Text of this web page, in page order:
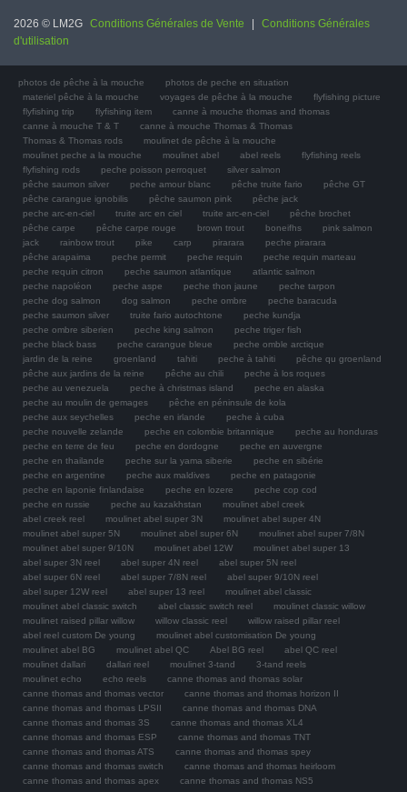
2026 © LM2G Conditions Générales de Vente
Conditions Générales
d'utilisation
photos de pêche à la mouche
photos de peche en situation
materiel pêche à la mouche
voyages de pêche à la mouche
flyfishing picture
flyfishing trip
flyfishing item
canne à mouche thomas and thomas
canne à mouche T & T
canne à mouche Thomas & Thomas
Thomas & Thomas rods
moulinet de pêche à la mouche
moulinet peche a la mouche
moulinet abel abel reels
flyfishing reels
flyfishing rods
peche poisson perroquet
silver salmon
pêche saumon silver
peche amour blanc pêche truite fario
pêche GT
pêche carangue ignobilis
pêche saumon pink
pêche jack
peche arc-en-ciel
truite arc en ciel truite arc-en-ciel
pêche brochet
pêche carpe
pêche carpe rouge brown trout boneifhs
pink salmon
jack
rainbow trout pike carp pirarara
peche pirarara
pêche arapaima
peche permit peche requin
peche requin marteau
peche requin citron
peche saumon atlantique
atlantic salmon
peche napoléon
peche aspe peche thon jaune
peche tarpon
peche dog salmon
dog salmon peche ombre
peche baracuda
peche saumon silver
truite fario autochtone
peche kundja
peche ombre siberien
peche king salmon
peche triger fish
peche black bass
peche carangue bleue
peche omble arctique
jardin de la reine
groenland tahiti peche à tahiti
pêche qu groenland
pêche aux jardins de la reine
pêche au chili
peche à los roques
peche au venezuela
peche à christmas island
peche en alaska
peche au moulin de gemages
pêche en péninsule de kola
peche aux seychelles
peche en irlande
peche à cuba
peche nouvelle zelande
peche en colombie britannique
peche au honduras
peche en terre de feu
peche en dordogne
peche en auvergne
peche en thailande
peche sur la yama siberie
peche en sibérie
peche en argentine
peche aux maldives
peche en patagonie
peche en laponie finlandaise
peche en lozere
peche cop cod
peche en russie
peche au kazakhstan
moulinet abel creek
abel creek reel
moulinet abel super 3N
moulinet abel super 4N
moulinet abel super 5N
moulinet abel super 6N
moulinet abel super 7/8N
moulinet abel super 9/10N
moulinet abel 12W
moulinet abel super 13
abel super 3N reel
abel super 4N reel
abel super 5N reel
abel super 6N reel
abel super 7/8N reel
abel super 9/10N reel
abel super 12W reel
abel super 13 reel
moulinet abel classic
moulinet abel classic switch
abel classic switch reel
moulinet classic willow
moulinet raised pillar willow
willow classic reel
willow raised pillar reel
abel reel custom De young
moulinet abel customisation De young
moulinet abel BG
moulinet abel QC Abel BG reel
abel QC reel
moulinet dallari
dallari reel moulinet 3-tand
3-tand reels
moulinet echo
echo reels
canne thomas and thomas solar
canne thomas and thomas vector
canne thomas and thomas horizon II
canne thomas and thomas LPSII
canne thomas and thomas DNA
canne thomas and thomas 3S
canne thomas and thomas XL4
canne thomas and thomas ESP
canne thomas and thomas TNT
canne thomas and thomas ATS
canne thomas and thomas spey
canne thomas and thomas switch
canne thomas and thomas heirloom
canne thomas and thomas apex
canne thomas and thomas NS5